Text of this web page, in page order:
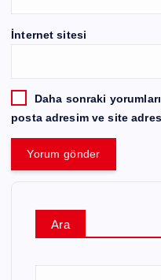
İnternet sitesi
Daha sonraki
posta adresim ve site
Ara